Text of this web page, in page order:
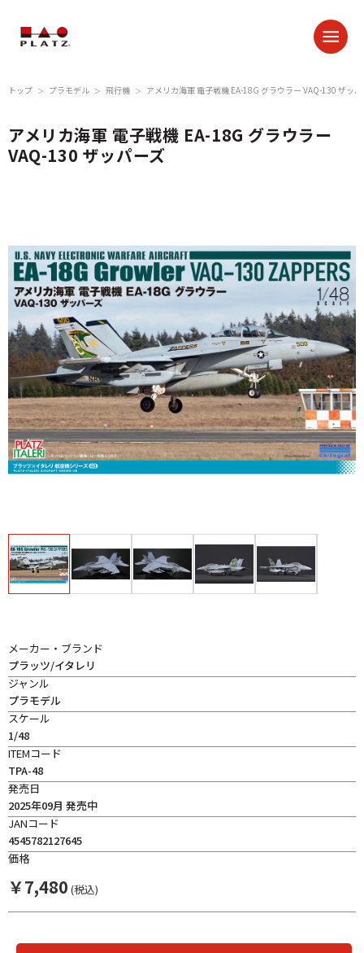
トップ ＞ プラモデル ＞ 飛行機 ＞ アメリカ海軍 電子戦機 EA-18G グラウラー VAQ-130 ザッ
アメリカ海軍 電子戦機 EA-18G グラウラー
VAQ-130 ザッパーズ
メーカー・ブランド
プラッツ/イタレリ
ジャンル
プラモデル
スケール
1/48
ITEMコード
TPA-48
発売日
2025年09月 発売中
JANコード
4545782127645
価格
￥7,480 (税込)